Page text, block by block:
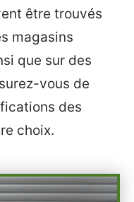
être trouvés
magasins
que sur des
vous de
des
choix.